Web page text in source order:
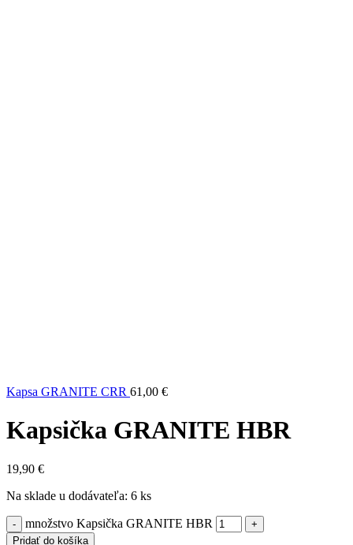
Kapsa GRANITE CRR 61,00 €
Kapsička GRANITE HBR
19,90 €
Na sklade u dodávateľa: 6 ks
množstvo Kapsička GRANITE HBR
Pridať do košíka